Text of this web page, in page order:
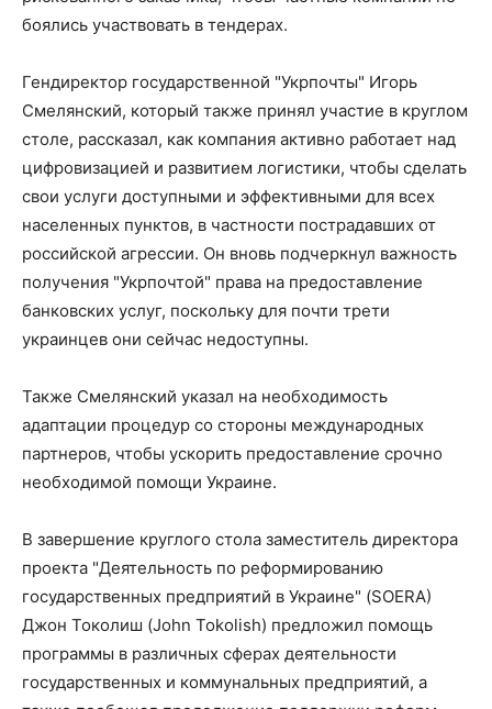
боялись участвовать в тендерах.
Гендиректор государственной "Укрпочты" Игорь
Смелянский, который также принял участие в круглом
столе, рассказал, как компания активно работает над
цифровизацией и развитием логистики, чтобы сделать
свои услуги доступными и эффективными для всех
населенных пунктов, в частности пострадавших от
российской агрессии. Он вновь подчеркнул важность
получения "Укрпочтой" права на предоставление
банковских услуг, поскольку для почти трети
украинцев они сейчас недоступны.
Также Смелянский указал на необходимость
адаптации процедур со стороны международных
партнеров, чтобы ускорить предоставление срочно
необходимой помощи Украине.
В завершение круглого стола заместитель директора
проекта "Деятельность по реформированию
государственных предприятий в Украине" (SOERA)
Джон Токолиш (John Tokolish) предложил помощь
программы в различных сферах деятельности
государственных и коммунальных предприятий, а